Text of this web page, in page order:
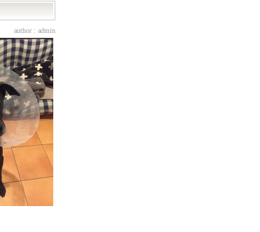
author : admin